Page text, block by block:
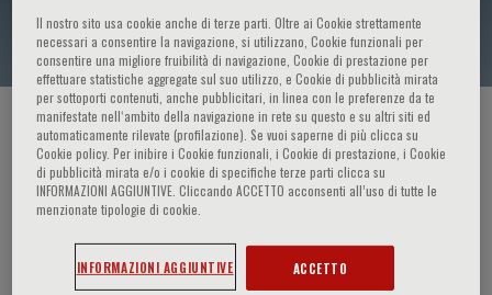
Frits Frassen
HOME PAGE / CORSI ED EVENTI / RELATORE
Frits Frassen
Il nostro sito usa cookie anche di terze parti. Oltre ai Cookie strettamente
necessari a consentire la navigazione, si utilizzano, Cookie funzionali per
consentire una migliore fruibilità di navigazione, Cookie di prestazione per
effettuare statistiche aggregate sul suo utilizzo, e Cookie di pubblicità mirata
per sottoporti contenuti, anche pubblicitari, in linea con le preferenze da te
manifestate nell‘ambito della navigazione in rete su questo e su altri siti ed
automaticamente rilevate (profilazione). Se vuoi saperne di più clicca su
Cookie policy. Per inibire i Cookie funzionali, i Cookie di prestazione, i Cookie
di pubblicità mirata e/o i cookie di specifiche terze parti clicca su
INFORMAZIONI AGGIUNTIVE. Cliccando ACCETTO acconsenti all’uso di tutte le
menzionate tipologie di cookie.
INFORMAZIONI AGGIUNTIVE ACCETTO